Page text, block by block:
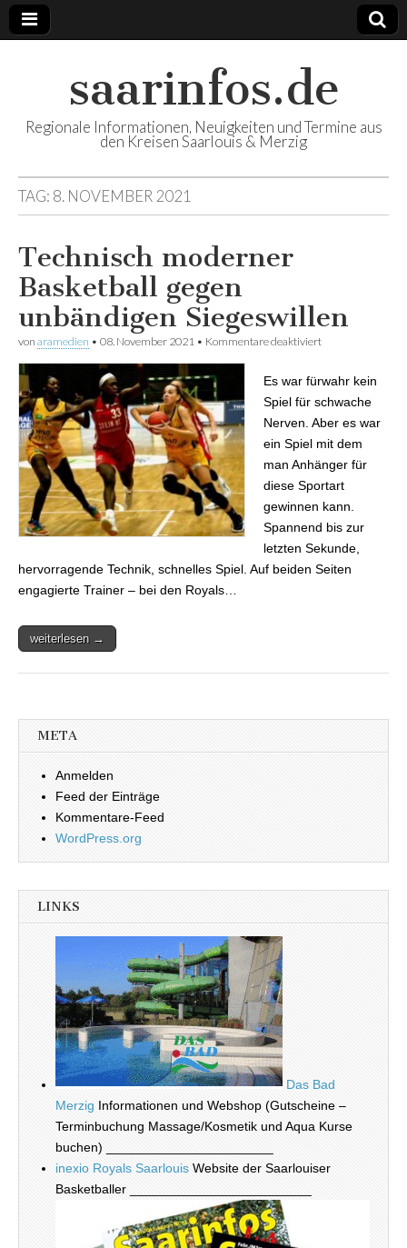
saarinfos.de
Regionale Informationen, Neuigkeiten und Termine aus
den Kreisen Saarlouis & Merzig
TAG: 8. NOVEMBER 2021
Technisch moderner
Basketball gegen
unbändigen Siegeswillen
von aramedien • 08. November 2021 • Kommentare deaktiviert
unbändigen
Siegeswillen
Es war fürwahr kein
Spiel für schwache
Nerven. Aber es war
ein Spiel mit dem
man Anhänger für
diese Sportart
gewinnen kann.
Spannend bis zur
letzten Sekunde,
hervorragende Technik, schnelles Spiel. Auf beiden Seiten
engagierte Trainer – bei den Royals…
weiterlesen →
META
Anmelden
Feed der Einträge
Kommentare-Feed
WordPress.org
LINKS
Das Bad
Merzig Informationen und Webshop (Gutscheine –
Terminbuchung Massage/Kosmetik und Aqua Kurse
buchen) _______________________
inexio Royals Saarlouis Website der Saarlouiser
Basketballer _________________________